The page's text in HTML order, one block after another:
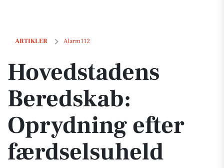
ARTIKLER Alarm112
Hovedstadens Beredskab: Oprydning efter færdselsuheld
Hovedstadens
Beredskab:
Oprydning efter
færdselsuheld